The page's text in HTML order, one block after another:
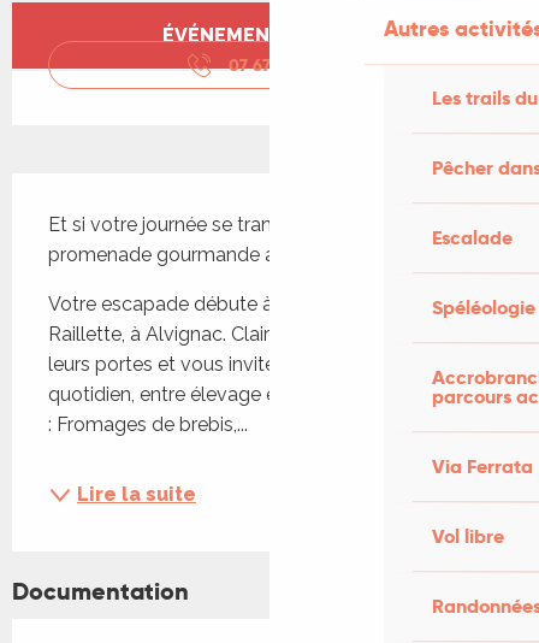
Autres
Les trails
Pêcher
Escalade
Spéléologie
parcours
Via Ferrata
Vol libre
Ouverture et coordonnées
ÉVÉNEMENT TERMINÉ
07 67 07 04
Et si votre journée se transformait en une
promenade gourmande autour de Rocamadour ?
Votre escapade débute à 10h à la Ferme de
Raillette, à Alvignac. Claire et Odile vous ouvrent
leurs portes et vous invitent à découvrir leur
quotidien, entre élevage et productions fermières
: Fromages de brebis,...
Lire la suite
Documentation